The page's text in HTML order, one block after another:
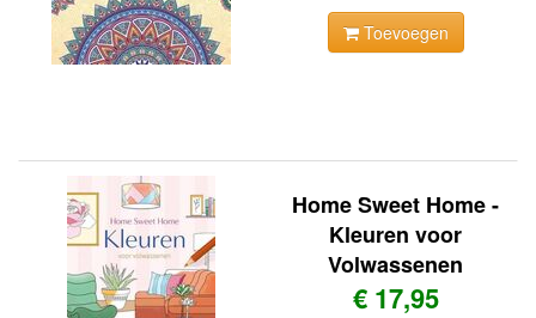
Toevoegen
Home Sweet Home -
Kleuren voor
Volwassenen
€ 17,95